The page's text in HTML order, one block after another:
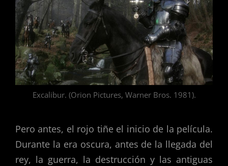
Excalibur. (Orion Pictures, Warner Bros. 1981).
Pero antes, el rojo tiñe el inicio de la película.
Durante la era oscura, antes de la llegada del
rey, la guerra, la destrucción y las antiguas